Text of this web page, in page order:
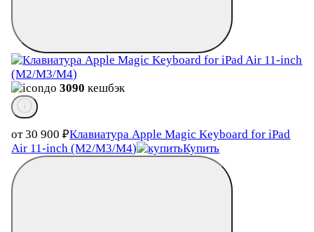
до3090 кешбэк
от 30 900₽Клавиатура Apple Magic Keyboard for iPad
Air 11‑inch (M2/M3/M4)
Купить